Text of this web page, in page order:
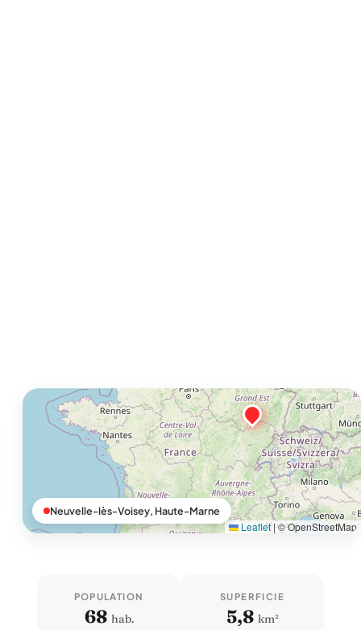
Leaflet |© OpenStreetMap
Neuvelle-lès-Voisey, Haute-Marne
POPULATION
68 hab.
SUPERFICIE
5,8 km²